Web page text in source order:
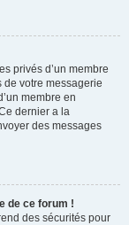
privés d’un membre
de votre messagerie
membre en
dernier a la
des messages
de ce forum !
des sécurités pour